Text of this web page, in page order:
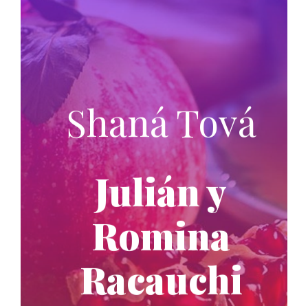
Shaná Tová
Julián y
Romina
Racauchi